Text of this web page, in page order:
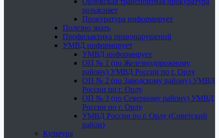
разъясняет
Прокуратура информирует
Полезно знать
Профилактика правонарушений
УМВД информирует
УМВД информирует
ОП № 1 (по Железнодорожному
району) УМВД России по г. Орлу
ОП № 2 (по Заводскому району) УМВД
России по г. Орлу
ОП № 3 (по Северному району) УМВД
России по г. Орлу
УМВД России по г. Орлу (Советский
район)
Культура